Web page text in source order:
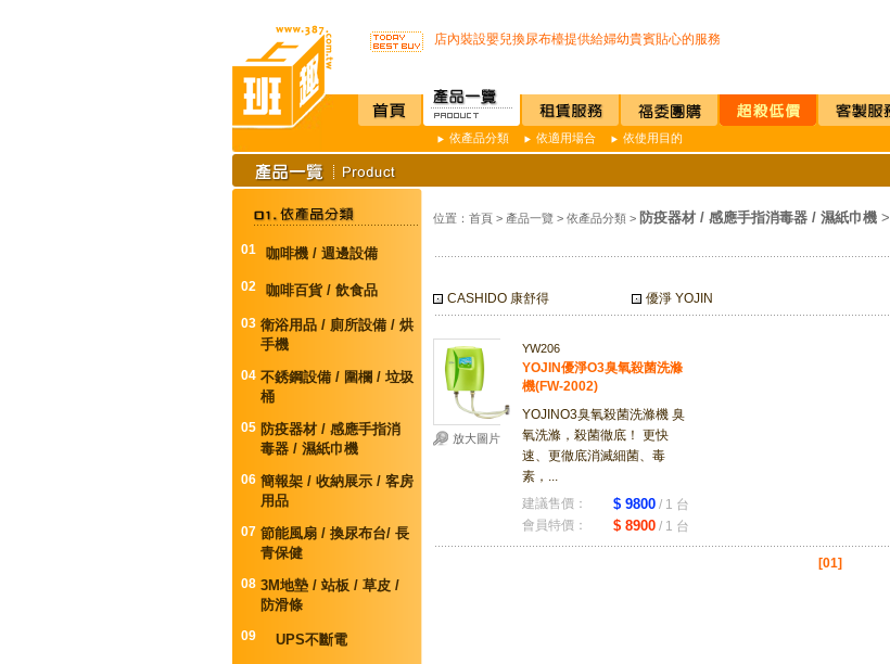
店內裝設嬰兒換尿布檯提供給婦幼貴賓貼心的服務
K3 Plus 全自動紅外線測溫儀(附立架) 預購訂單
K387D全自動雙感溫酒精手部消毒機 升級不加價
唯一驗證過可有效抑制COVID-19的神器
榮獲M.I.T台灣精品獎超省電的負離子節能風扇
店內裝設嬰兒換尿布檯提供給婦幼貴賓貼心的服務
K387D全自動雙感溫酒精手部消毒機 升級不加價
通用型防疫透明面罩10入裝
依產品分類 依適用場合 依使用目的
01 咖啡機 / 週邊設備
02 咖啡百貨 / 飲食品
03 衛浴用品 / 廁所設備 / 烘
手機
04 不銹鋼設備 / 圍欄 / 垃圾
桶
05 防疫器材 / 感應手指消
毒器 / 濕紙巾機
06 簡報架 / 收納展示 / 客房
用品
07 節能風扇 / 換尿布台/ 長
青保健
08 3M地墊 / 站板 / 草皮 /
防滑條
09 UPS不斷電
位置： 首頁> 產品一覽 > 依產品分類> 防疫器材 / 感應手指消毒器 / 濕紙巾機>
CASHIDO 康舒得 優淨 YOJIN
放大圖片
YW206
YOJIN優淨O3臭氧殺菌洗滌
機(FW-2002)
YOJINO3臭氧殺菌洗滌機 臭
氧洗滌，殺菌徹底！ 更快
速、更徹底消滅細菌、毒
素，...
建議售價：
$ 9800/ 1 台
會員特價：
$ 8900/ 1 台
[01]